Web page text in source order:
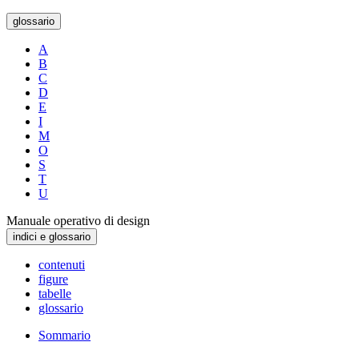
glossario
A
B
C
D
E
I
M
O
S
T
U
Manuale operativo di design
indici e glossario
contenuti
figure
tabelle
glossario
Sommario